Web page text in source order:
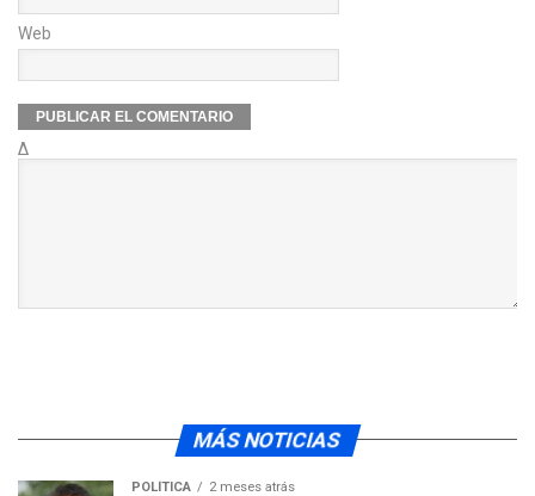
Web
Δ
MÁS NOTICIAS
POLÍTICA 2 meses atrás